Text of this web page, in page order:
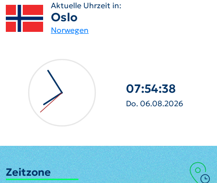
Aktuelle Uhrzeit in:
Oslo
Norwegen
07:54:39
Do. 06.08.2026
Zeitzone